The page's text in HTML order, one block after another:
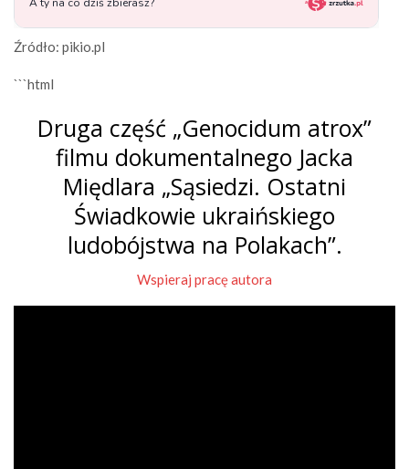
Źródło: pikio.pl
```html
Druga część „Genocidum atrox”
filmu dokumentalnego Jacka
Międlara „Sąsiedzi. Ostatni
Świadkowie ukraińskiego
ludobójstwa na Polakach”.
Wspieraj pracę autora